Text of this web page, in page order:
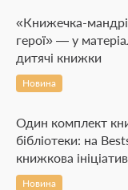
«Книжечка-
герої» — у
дитячі книжки
Новина
Один комплект
бібліотеки: на
книжкова
Новина